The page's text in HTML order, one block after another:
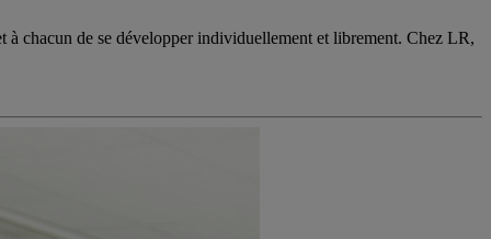
chacun de se développer individuellement et librement. Chez LR,